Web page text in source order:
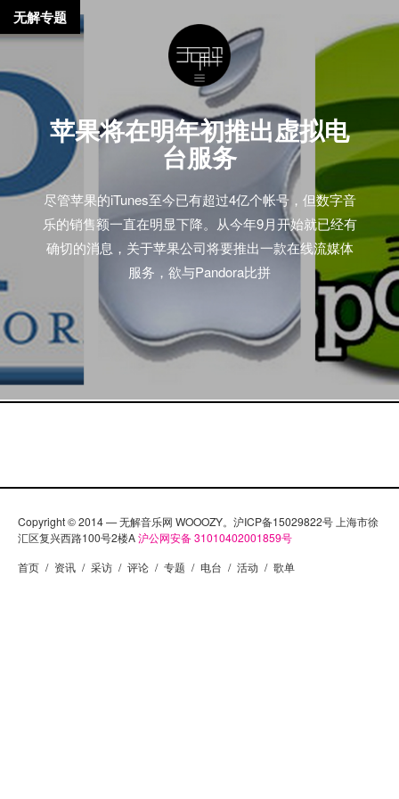
苹果将在明年初推出虚拟电
台服务
尽管苹果的iTunes至今已有超过4亿个帐号，但数字音
乐的销售额一直在明显下降。从今年9月开始就已经有
确切的消息，关于苹果公司将要推出一款在线流媒体
服务，欲与Pandora比拼
无解专题
Copyright © 2014 — 无解音乐网 WOOOZY。沪ICP备15029822号 上海市徐
汇区复兴西路100号2楼A沪公网安备 31010402001859号
首页 / 资讯 / 采访 / 评论 / 专题 / 电台 / 活动 / 歌单